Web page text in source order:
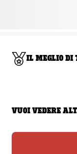
IL MEGLIO DI
VUOI VEDERE